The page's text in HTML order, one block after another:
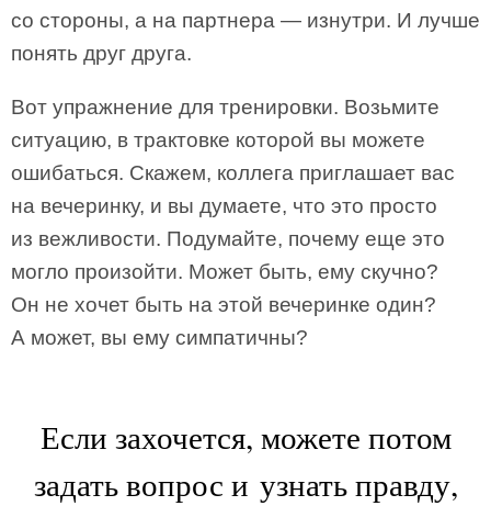
со стороны, а на партнера — изнутри. И лучше
понять друг друга.
Вот упражнение для тренировки. Возьмите
ситуацию, в трактовке которой вы можете
ошибаться. Скажем, коллега приглашает вас
на вечеринку, и вы думаете, что это просто
из вежливости. Подумайте, почему еще это
могло произойти. Может быть, ему скучно?
Он не хочет быть на этой вечеринке один?
А может, вы ему симпатичны?
Если захочется, можете потом
задать вопрос и узнать правду,